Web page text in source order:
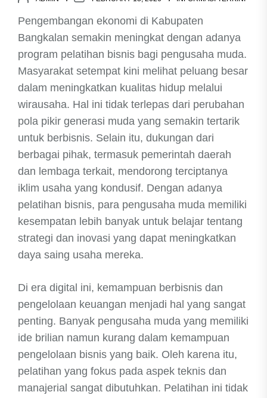
Pengembangan ekonomi di Kabupaten
Bangkalan semakin meningkat dengan adanya
program pelatihan bisnis bagi pengusaha muda.
Masyarakat setempat kini melihat peluang besar
dalam meningkatkan kualitas hidup melalui
wirausaha. Hal ini tidak terlepas dari perubahan
pola pikir generasi muda yang semakin tertarik
untuk berbisnis. Selain itu, dukungan dari
berbagai pihak, termasuk pemerintah daerah
dan lembaga terkait, mendorong terciptanya
iklim usaha yang kondusif. Dengan adanya
pelatihan bisnis, para pengusaha muda memiliki
kesempatan lebih banyak untuk belajar tentang
strategi dan inovasi yang dapat meningkatkan
daya saing usaha mereka.
Di era digital ini, kemampuan berbisnis dan
pengelolaan keuangan menjadi hal yang sangat
penting. Banyak pengusaha muda yang memiliki
ide brilian namun kurang dalam kemampuan
pengelolaan bisnis yang baik. Oleh karena itu,
pelatihan yang fokus pada aspek teknis dan
manajerial sangat dibutuhkan. Pelatihan ini tidak